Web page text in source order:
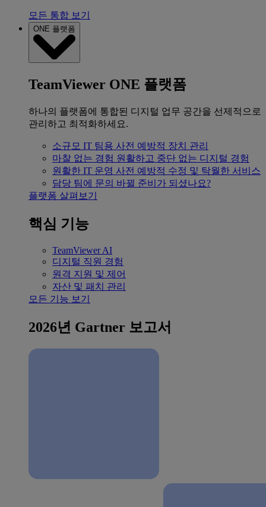
모든 통합 보기
ONE 플랫폼
TeamViewer ONE 플랫폼
하나의 플랫폼에 통합된 디지털 업무 공간을 선제적으로
관리하고 최적화하세요.
소규모 IT 팀용 사전 예방적 장치 관리
마찰 없는 경험 원활하고 중단 없는 디지털 경험
원활한 IT 운영 사전 예방적 수정 및 탁월한 서비스
담당 팀에 문의 바뀔 준비가 되셨나요?
플랫폼 살펴보기
핵심 기능
TeamViewer AI
디지털 직원 경험
원격 지원 및 제어
자산 및 패치 관리
모든 기능 보기
2026년 Gartner 보고서